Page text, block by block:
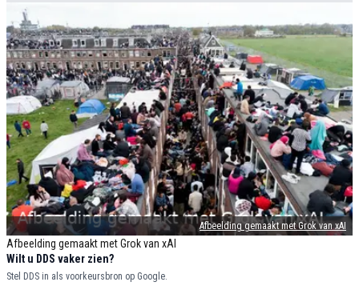
Afbeelding gemaakt met Grok van xAI
Afbeelding gemaakt met Grok van xAI
Wilt u DDS vaker zien?
Stel DDS in als voorkeursbron op Google.